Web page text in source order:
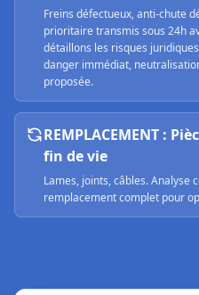
Freins défectueux, anti-chute
prioritaire transmis sous 24h
détaillons les risques
danger immédiat,
proposée.
REMPLACEMENT :
fin de vie
Lames, joints, câbles. Analyse
remplacement complet pour